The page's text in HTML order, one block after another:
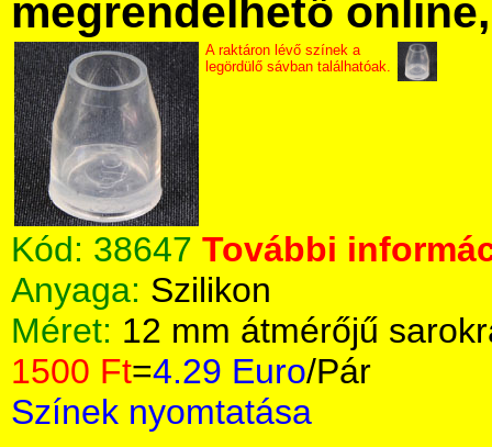
megrendelhető
A raktáron lévő színek a
legördülő sávban találhatóak.
Kód: 38647 További
Anyaga: Szilikon
Méret: 12 mm átmérőjű
1500 Ft=4.29 Euro/Pár
Színek nyomtatása